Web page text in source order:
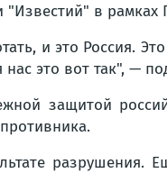
"Известий" в
и это Россия.
это вот так", —
защитой